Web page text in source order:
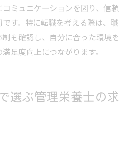
ミュニケーションを図り、信頼
す。特に転職を考える際は、職
も確認し、自分に合った環境を
足度向上につながります。
選ぶ管理栄養士の求